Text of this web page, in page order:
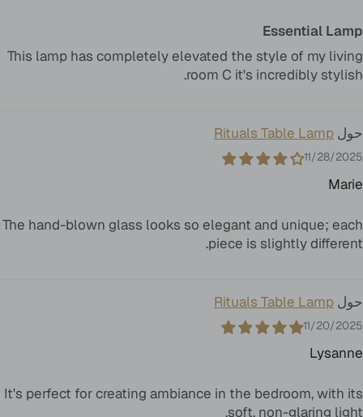
Essential Lamp
This lamp has completely elevated the style of my living
room C it's incredibly stylish.
Rituals Table Lamp
11/28/2025
Marie
The hand-blown glass looks so elegant and unique; each
piece is slightly different.
Rituals Table Lamp
11/20/2025
Lysanne
It's perfect for creating ambiance in the bedroom, with its
soft, non-glaring light.